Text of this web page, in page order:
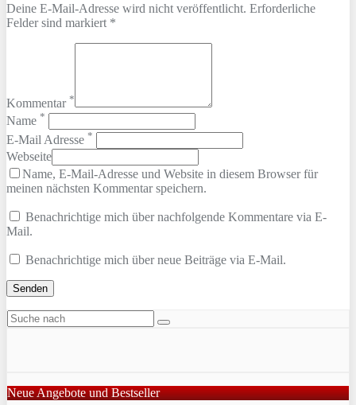
Deine E-Mail-Adresse wird nicht veröffentlicht. Erforderliche
Felder sind markiert *
Kommentar *
Name *
E-Mail Adresse *
Webseite
Name, E-Mail-Adresse und Website in diesem Browser für
meinen nächsten Kommentar speichern.
Benachrichtige mich über nachfolgende Kommentare via E-
Mail.
Benachrichtige mich über neue Beiträge via E-Mail.
Neue Angebote und Bestseller